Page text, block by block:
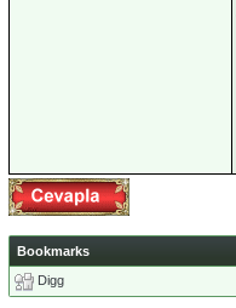
Bookmarks
Digg